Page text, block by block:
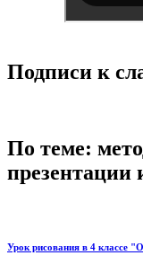
Подписи к
По теме:
презентации
Урок рисования в 4 классе